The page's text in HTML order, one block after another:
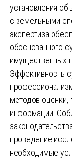
установления
с земельными
экспертиза
обоснованного
имущественных
Эффективность
методов оценки,
информации.
проведение
необходимые